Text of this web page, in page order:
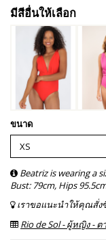
มีสีอื่นให้เลือก
ขนาด
Beatriz is wearing a
Bust: 79cm, Hips
เราขอแนะนำให้คุณสั่
Rio de Sol - ผู้หญิง - ต